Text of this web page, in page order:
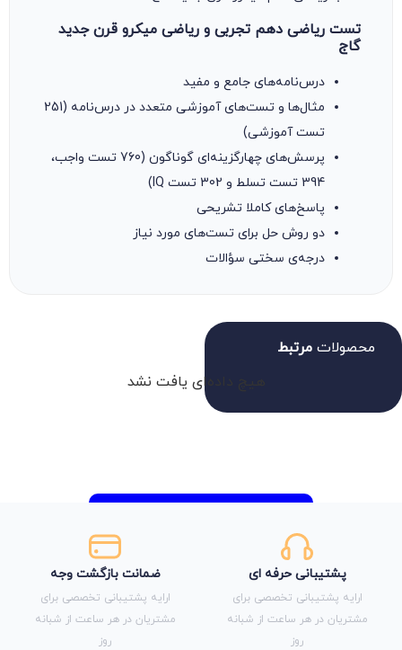
تست ریاضی دهم تجربی و ریاضی میکرو قرن جدید
گاج
درس‌نامه‌های جامع و مفید
مثال‌ها و تست‌های آموزشی متعدد در درس‌نامه (251
تست آموزشی)
پرسش‌های چهارگزینه‌ای گوناگون (760 تست واجب،
394 تست تسلط و 302 تست IQ)
پاسخ‌های کاملا تشریحی
دو روش حل برای تست‌های مورد نیاز
درجه‌ی سختی سؤالات
محصولات مرتبط
هیچ داده‌ای یافت نشد
پشتیبانی حرفه ای
ارایه پشتیبانی تخصصی برای
مشتریان در هر ساعت از شبانه
روز
ضمانت بازگشت وجه
ارایه پشتیبانی تخصصی برای
مشتریان در هر ساعت از شبانه
روز